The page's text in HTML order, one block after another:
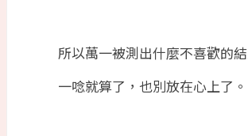
所以萬一被測出什麼不喜歡的
一唸就算了，也別放在心上了。